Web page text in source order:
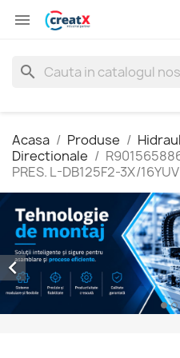

search
Acasa Produse
Directionale
PRES. L-DB125F2-3X/
